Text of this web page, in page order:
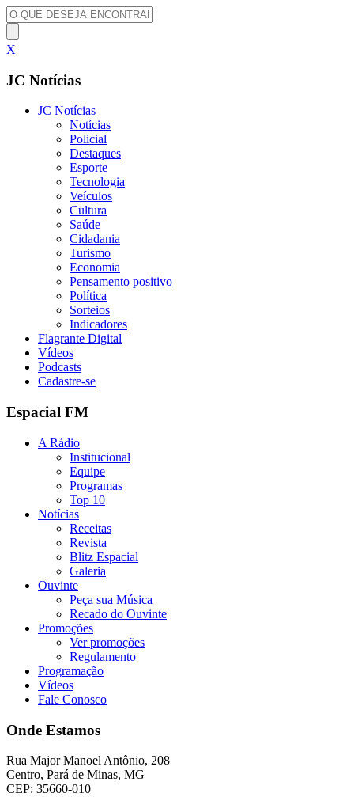
X
JC Notícias
JC Notícias
Notícias
Policial
Destaques
Esporte
Tecnologia
Veículos
Cultura
Saúde
Cidadania
Turismo
Economia
Pensamento positivo
Política
Sorteios
Indicadores
Flagrante Digital
Vídeos
Podcasts
Cadastre-se
Espacial FM
A Rádio
Institucional
Equipe
Programas
Top 10
Notícias
Receitas
Revista
Blitz Espacial
Galeria
Ouvinte
Peça sua Música
Recado do Ouvinte
Promoções
Ver promoções
Regulamento
Programação
Vídeos
Fale Conosco
Onde Estamos
Rua Major Manoel Antônio, 208
Centro, Pará de Minas, MG
CEP: 35660-010